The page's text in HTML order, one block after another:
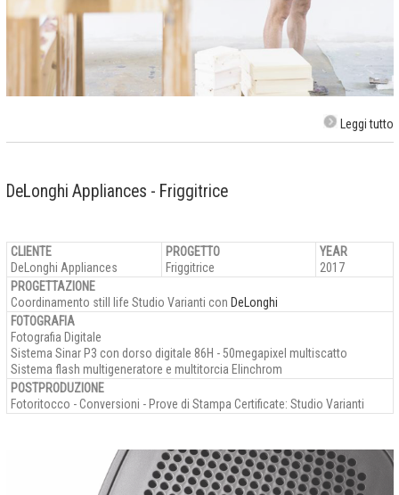
Leggi tutto
DeLonghi Appliances - Friggitrice
CLIENTE
DeLonghi Appliances
PROGETTO
Friggitrice
YEAR
2017
PROGETTAZIONE
Coordinamento still life Studio Varianti con DeLonghi
FOTOGRAFIA
Fotografia Digitale
Sistema Sinar P3 con dorso digitale 86H - 50megapixel multiscatto
Sistema flash multigeneratore e multitorcia Elinchrom
POSTPRODUZIONE
Fotoritocco - Conversioni - Prove di Stampa Certificate: Studio Varianti